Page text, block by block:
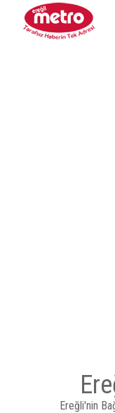
Ereğli'nin